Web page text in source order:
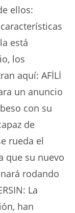
ellos:
está
los
aquí: AFİLİ
un anuncio
con su
de
rueda el
que su nuevo
rodando
La
han